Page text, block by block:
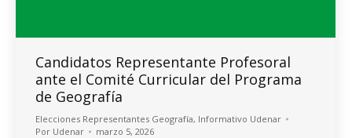
Candidatos Representante Profesoral
ante el Comité Curricular del Programa
de Geografía
Elecciones Representantes Geografía, Informativo Udenar
Por Udenar marzo 5, 2026